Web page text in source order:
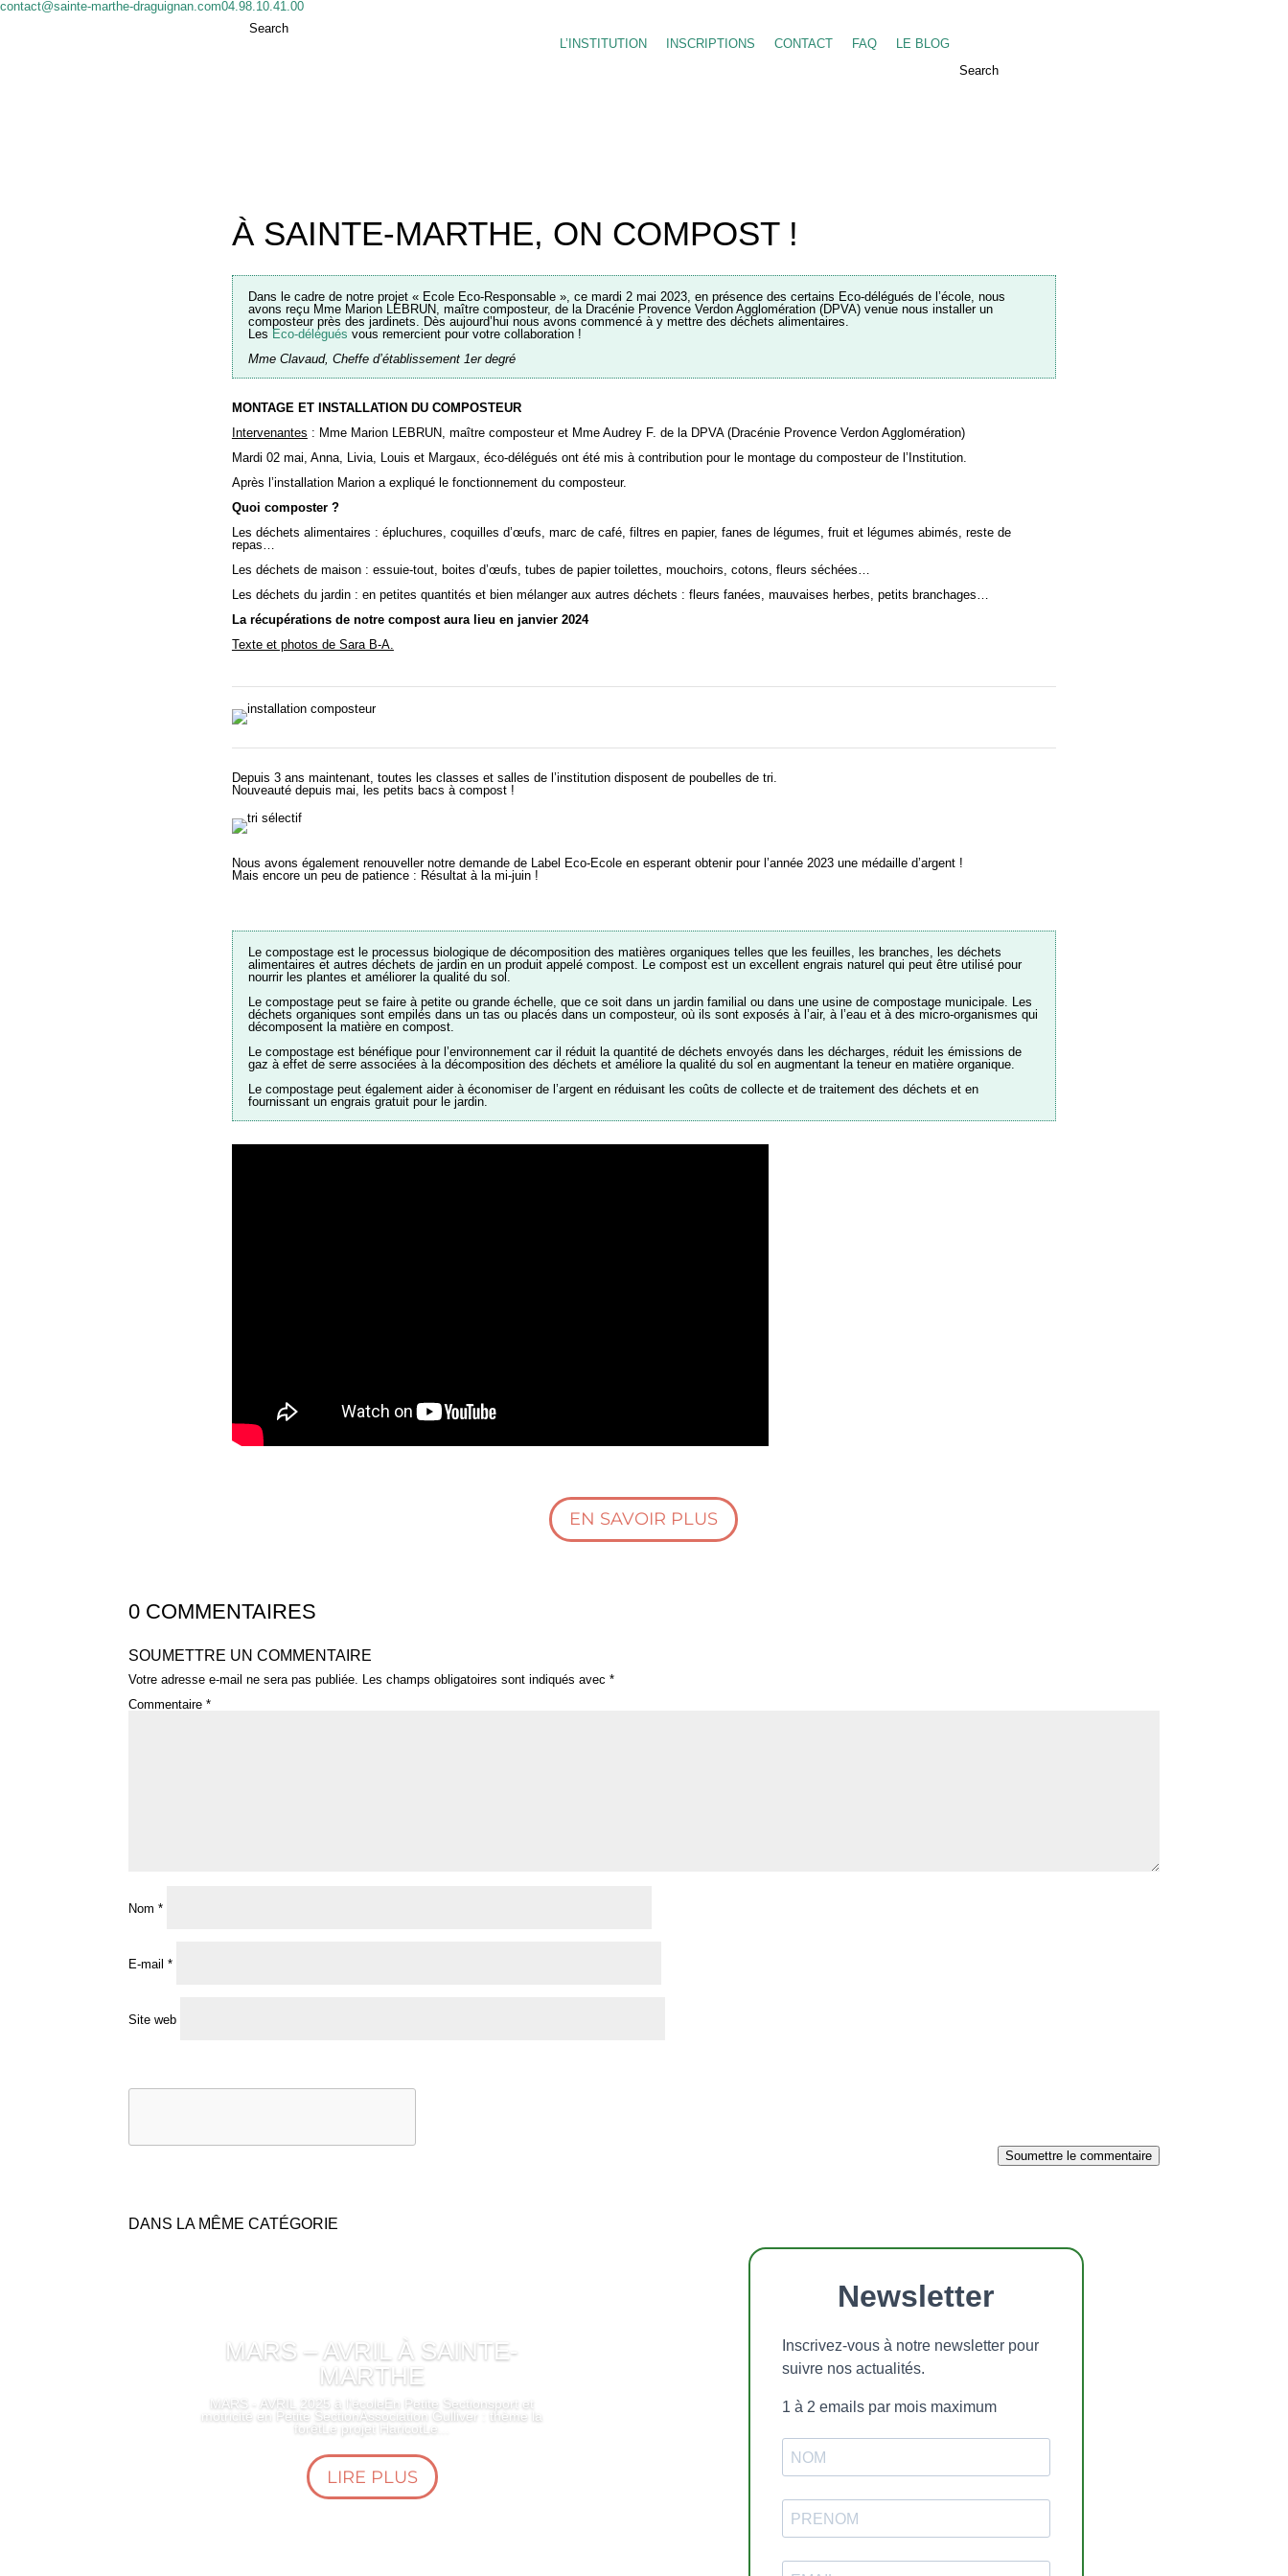
contact@sainte-marthe-draguignan.com04.98.10.41.00
Search
L’INSTITUTION
INSCRIPTIONS CONTACT FAQ
LE BLOG
Search
À SAINTE-MARTHE, ON COMPOST !
Dans le cadre de notre projet « Ecole Eco-Responsable », ce mardi 2 mai 2023, en présence des certains Eco-délégués de l’école, nous
avons reçu Mme Marion LEBRUN, maître composteur, de la Dracénie Provence Verdon Agglomération (DPVA) venue nous installer un
composteur près des jardinets. Dès aujourd’hui nous avons commencé à y mettre des déchets alimentaires.
Les Eco-délégués vous remercient pour votre collaboration !
Mme Clavaud, Cheffe d’établissement 1er degré
MONTAGE ET INSTALLATION DU COMPOSTEUR
Intervenantes : Mme Marion LEBRUN, maître composteur et Mme Audrey F. de la DPVA (Dracénie Provence Verdon Agglomération)
Mardi 02 mai, Anna, Livia, Louis et Margaux, éco-délégués ont été mis à contribution pour le montage du composteur de l’Institution.
Après l’installation Marion a expliqué le fonctionnement du composteur.
Quoi composter ?
Les déchets alimentaires : épluchures, coquilles d’œufs, marc de café, filtres en papier, fanes de légumes, fruit et légumes abimés, reste de
repas…
Les déchets de maison : essuie-tout, boites d’œufs, tubes de papier toilettes, mouchoirs, cotons, fleurs séchées…
Les déchets du jardin : en petites quantités et bien mélanger aux autres déchets : fleurs fanées, mauvaises herbes, petits branchages…
La récupérations de notre compost aura lieu en janvier 2024
Texte et photos de Sara B-A.
Depuis 3 ans maintenant, toutes les classes et salles de l’institution disposent de poubelles de tri.
Nouveauté depuis mai, les petits bacs à compost !
Nous avons également renouveller notre demande de Label Eco-Ecole en esperant obtenir pour l’année 2023 une médaille d’argent !
Mais encore un peu de patience : Résultat à la mi-juin !
Le compostage est le processus biologique de décomposition des matières organiques telles que les feuilles, les branches, les déchets
alimentaires et autres déchets de jardin en un produit appelé compost. Le compost est un excellent engrais naturel qui peut être utilisé pour
nourrir les plantes et améliorer la qualité du sol.
Le compostage peut se faire à petite ou grande échelle, que ce soit dans un jardin familial ou dans une usine de compostage municipale. Les
déchets organiques sont empilés dans un tas ou placés dans un composteur, où ils sont exposés à l’air, à l’eau et à des micro-organismes qui
décomposent la matière en compost.
Le compostage est bénéfique pour l’environnement car il réduit la quantité de déchets envoyés dans les décharges, réduit les émissions de
gaz à effet de serre associées à la décomposition des déchets et améliore la qualité du sol en augmentant la teneur en matière organique.
Le compostage peut également aider à économiser de l’argent en réduisant les coûts de collecte et de traitement des déchets et en
fournissant un engrais gratuit pour le jardin.
EN SAVOIR PLUS
0 COMMENTAIRES
SOUMETTRE UN COMMENTAIRE
Votre adresse e-mail ne sera pas publiée. Les champs obligatoires sont indiqués avec*
Commentaire*
Nom*
E-mail*
Site web
Soumettre le commentaire
DANS LA MÊME CATÉGORIE
MARS – AVRIL À SAINTE-
MARTHE
MARS - AVRIL 2025 à l'écoleEn Petite Sectionsport et
motricité en Petite SectionAssociation Gulliver : thème la
forêtLe projet HaricotLe...
LIRE PLUS
Newsletter
Inscrivez-vous à notre newsletter pour
suivre nos actualités.
1 à 2 emails par mois maximum